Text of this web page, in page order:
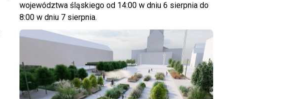
województwa śląskiego od 14:00 w dniu 6 sierpnia do
8:00 w dniu 7 sierpnia.